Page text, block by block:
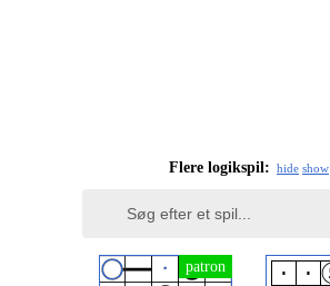
Flere logikspil: hide show